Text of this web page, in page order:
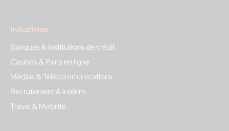
Industries
Banques & Institutions de crédit
Casinos & Paris en ligne
Médias & Télécommunications
Recrutement & Intérim
Travel & Mobilité